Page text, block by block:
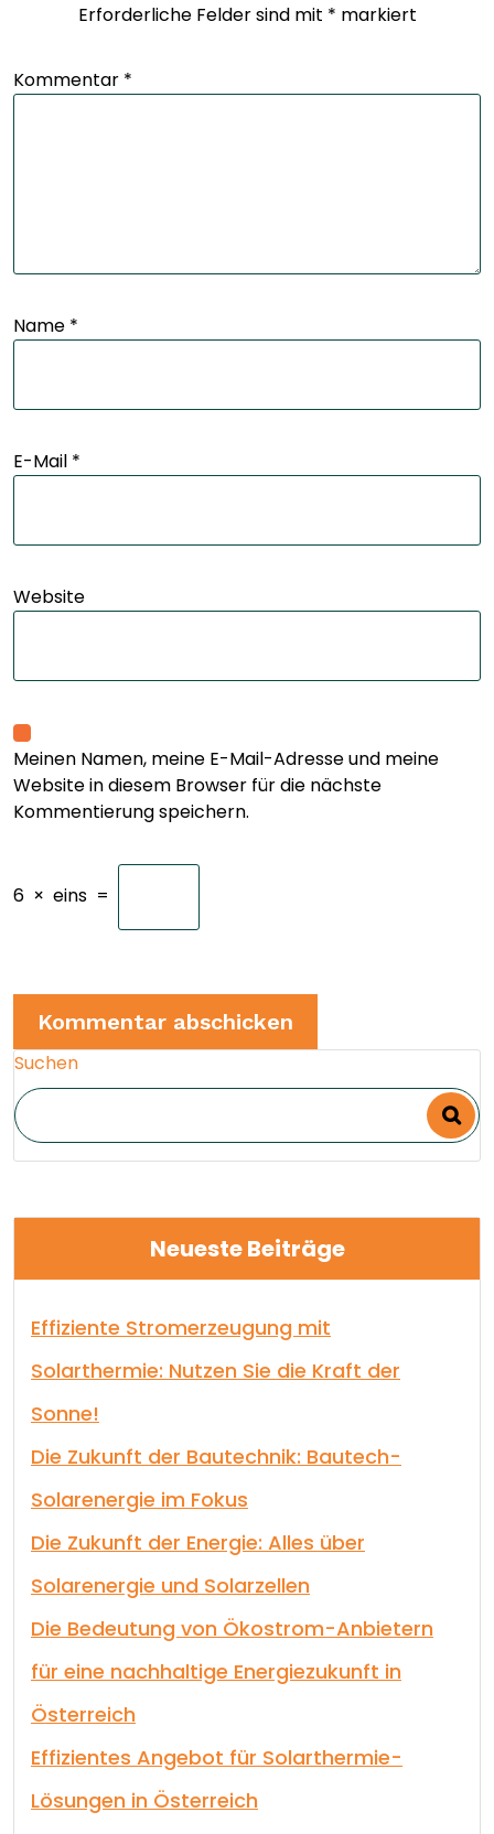
Erforderliche Felder sind mit * markiert
Kommentar *
Name *
E-Mail *
Website
Meinen Namen, meine E-Mail-Adresse und meine
Website in diesem Browser für die nächste
Kommentierung speichern.
6 × eins =
Suchen
Neueste Beiträge
Effiziente Stromerzeugung mit
Solarthermie: Nutzen Sie die Kraft der
Sonne!
Die Zukunft der Bautechnik: Bautech-
Solarenergie im Fokus
Die Zukunft der Energie: Alles über
Solarenergie und Solarzellen
Die Bedeutung von Ökostrom-Anbietern
für eine nachhaltige Energiezukunft in
Österreich
Effizientes Angebot für Solarthermie-
Lösungen in Österreich